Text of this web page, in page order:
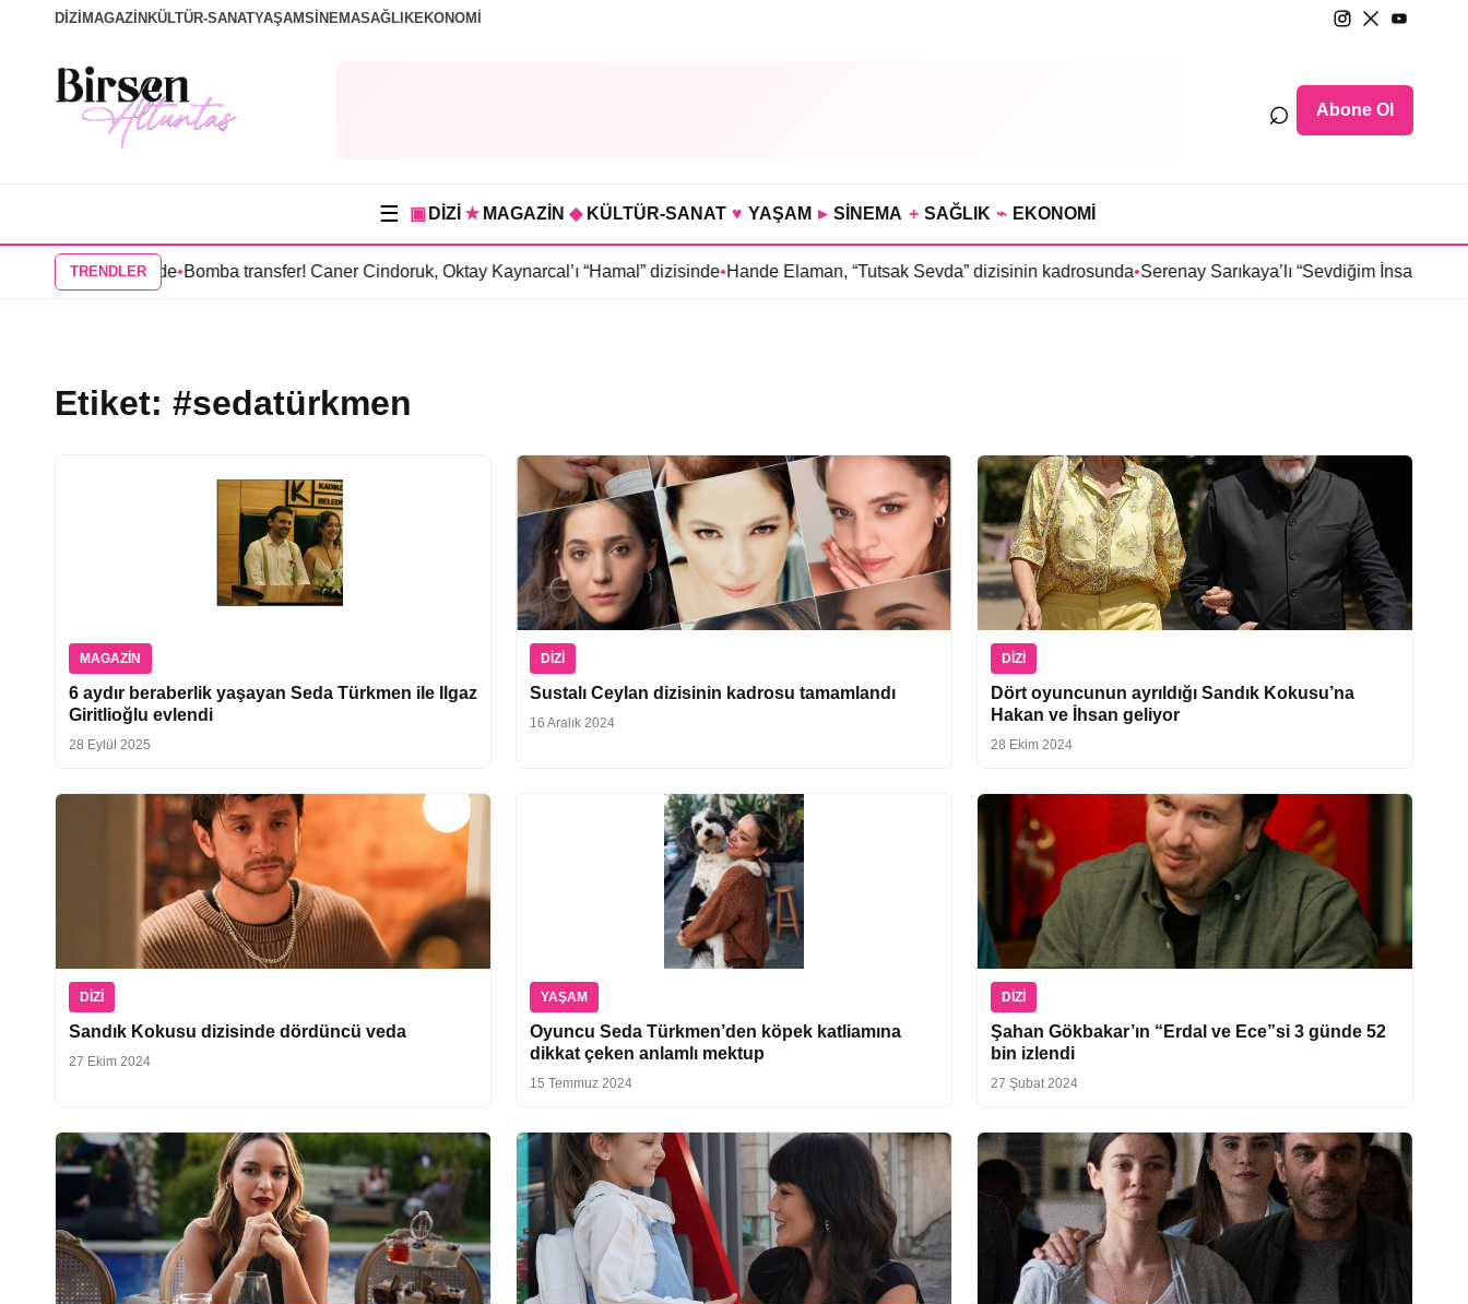
DİZİ MAGAZİN KÜLTÜR-SANATYAŞAMSİNEMASAĞLIKEKONOMİ
⌕ Abone Ol
☰ ▣ DİZİ ★ MAGAZİN ◆ KÜLTÜR-SANAT ♥ YAŞAM ▸ SİNEMA + SAĞLIK ⌁ EKONOMİ
TRENDLER
dizisinde•Bomba transfer! Caner Cindoruk, Oktay Kaynarcal’ı “Hamal” dizisinde•Hande Elaman, “Tutsak Sevda” dizisinin kadrosunda•Serenay Sarıkaya’lı “Sevdiğim İnsanlar”
Etiket: #sedatürkmen
MAGAZIN
6 aydır beraberlik yaşayan Seda Türkmen ile Ilgaz
Giritlioğlu evlendi
28 Eylül 2025
DIZI
Sustalı Ceylan dizisinin kadrosu tamamlandı
16 Aralık 2024
DIZI
Dört oyuncunun ayrıldığı Sandık Kokusu’na
Hakan ve İhsan geliyor
28 Ekim 2024
DIZI
Sandık Kokusu dizisinde dördüncü veda
27 Ekim 2024
YAŞAM
Oyuncu Seda Türkmen’den köpek katliamına
dikkat çeken anlamlı mektup
15 Temmuz 2024
DIZI
Şahan Gökbakar’ın “Erdal ve Ece”si 3 günde 52
bin izlendi
27 Şubat 2024